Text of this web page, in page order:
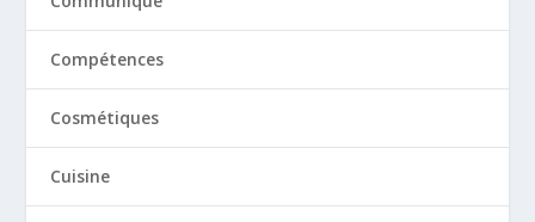
Compétences
Cosmétiques
Cuisine